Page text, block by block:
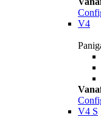
V4
V4 S